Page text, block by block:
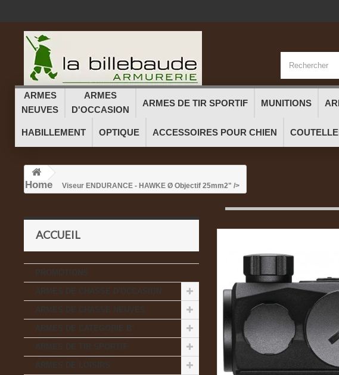
ARMES
NEUVES
ARMES
D'OCCASION
ARMES DE TIR SPORTIF MUNITIONS
HABILLEMENT OPTIQUE ACCESSOIRES POUR CHIEN
Home Viseur ENDURANCE - HAWKE Ø Objectif 25mm2" />
ACCUEIL
PROMOTIONS
ARMES DE CHASSE D'OCCASION
ARMES DE CHASSE NEUVES
ARMES DE CATEGORIE B°
ARMES DE TIR SPORTIF
ARMES DE LOISIRS